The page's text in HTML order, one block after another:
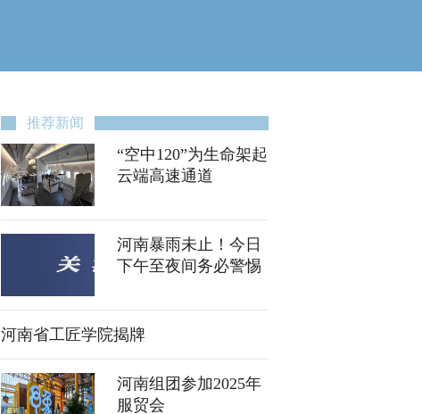
推荐新闻
“空中120”为生命架起
云端高速通道
河南暴雨未止！今日
下午至夜间务必警惕
河南省工匠学院揭牌
河南组团参加2025年
服贸会